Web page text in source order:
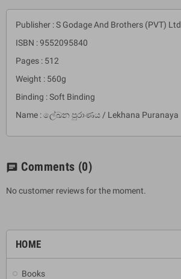
HOME
Books
Publisher : S Godage And Brothers (PVT) Ltd
ISBN : 9552095840
Pages : 512
Weight : 560g
Binding : Soft Binding
Name : ලේඛන පුරාණය / Lekhana Puranaya
chat Comments (0)
No customer reviews for the moment.